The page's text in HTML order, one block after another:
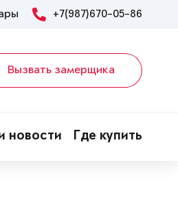
+7(987)670-05-86
Вызвать замерщика
новости Где купить